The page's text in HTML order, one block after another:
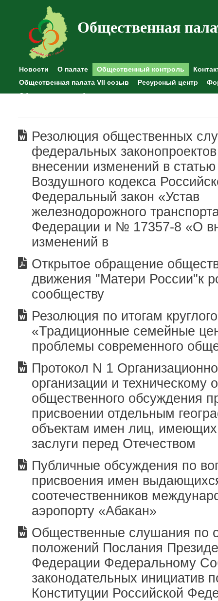
Общественная
Новости О палате Общественный контроль
Общественная палата VII созыв
Ресурсный центр
Общественные наблюдения
Резолюция общественных
федеральных
внесении изменений в
Воздушного кодекса
Федеральный закон «Устав
железнодорожного
Федерации и № 17357-8 «О
изменений в
Открытое обращение
движения "Матери России"к
сообществу
Резолюция по итогам
«Традиционные семейные
проблемы современного
Протокол N 1
организации и техническому
общественного обсуждения
присвоении отдельным
объектам имен лиц,
заслуги перед Отечеством
Публичные обсуждения по
присвоения имен
соотечественников
аэропорту «Абакан»
Общественные слушания по
положений Послания
Федерации Федеральному
законодательных инициатив
Конституции Российской